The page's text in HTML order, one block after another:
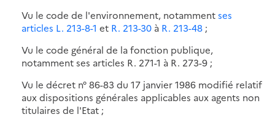
Vu le code de l'environnement, notammentses
articles L. 213-8-1 et R. 213-30 à R. 213-48 ;
Vu le code général de la fonction publique,
notamment ses articles R. 271-1 à R. 273-9 ;
Vu le décret n° 86-83 du 17 janvier 1986 modifié relatif
aux dispositions générales applicables aux agents non
titulaires de l'Etat ;